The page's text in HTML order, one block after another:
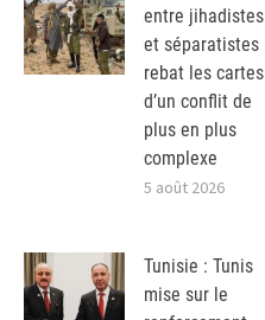
entre jihadistes
et séparatistes
rebat les cartes
d’un conflit de
plus en plus
complexe
5 août 2026
Tunisie : Tunis
mise sur le